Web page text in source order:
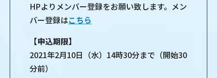
HPよりメンバー登録をお願い致します。メン
バー登録はこちら
【申込期限】
2021年2⽉10⽇（水）14時30分まで（開始30
分前）